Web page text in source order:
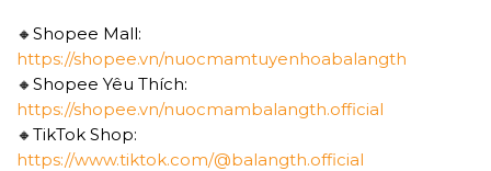
🔸Shopee Mall:
https://shopee.vn/nuocmamtuyenhoabalangth
🔸Shopee Yêu Thích:
https://shopee.vn/nuocmambalangth.official
🔸TikTok Shop:
https://www.tiktok.com/@balangth.official